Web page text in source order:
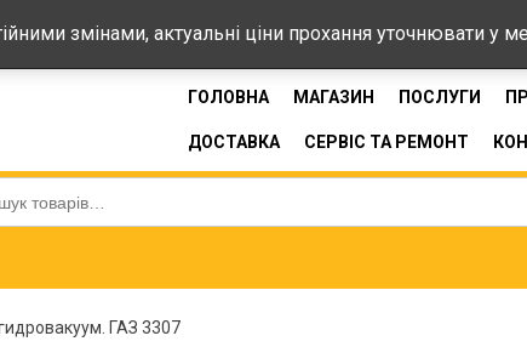
33
ГОЛОВНА МАГАЗИН ПОСЛУГИ
ДОСТАВКА СЕРВІС ТА РЕМОНТ
ГАЗ 3307
змінами, актуальні ціни прохання уточнювати у